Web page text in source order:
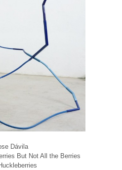
Dávila
But Not All the Berries